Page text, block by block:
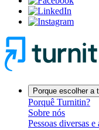
Porque escolher a
Porquê Turnitin?
Sobre nós
Pessoas diversas